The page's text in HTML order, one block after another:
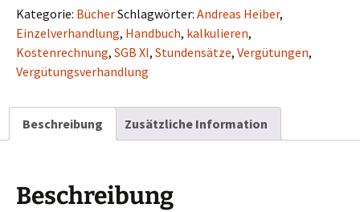
Menge
Kategorie: BücherSchlagwörter: Andreas Heiber,
Einzelverhandlung, Handbuch, kalkulieren,
Kostenrechnung, SGB XI, Stundensätze, Vergütungen,
Vergütungsverhandlung
Beschreibung Zusätzliche Information
Beschreibung